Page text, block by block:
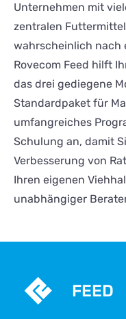
Unternehmen mit
zentralen
wahrscheinlich nach
Rovecom Feed hilft
das drei gediegene
Standardpaket für
umfangreiches
Schulung an, damit
Verbesserung von
Ihren eigenen
unabhängiger
FEED